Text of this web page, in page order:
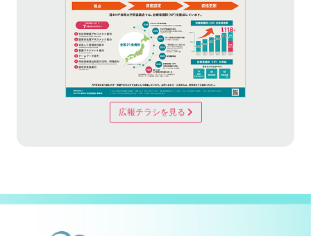
広報チラシを見る